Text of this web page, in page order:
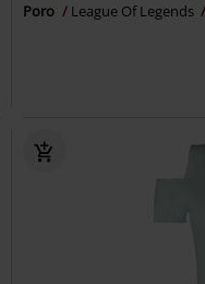
Poro League Of Legends